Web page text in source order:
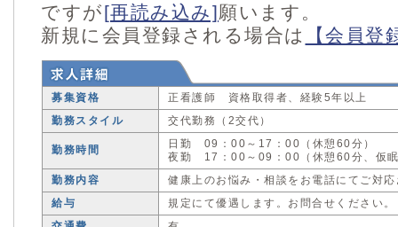
ですが[再読み込み]願います。
新規に会員登録される場合は
【会員登
募集資格
正看護師 資格取得者、経験5年以上
勤務スタイル
交代勤務（2交代）
勤務時間
日勤 09：00～17：00（休憩60分）
夜勤 17：00～09：00（休憩60分、仮
勤務内容
健康上のお悩み・相談をお電話にてご対
給与
規定にて優遇します。お問合せください。